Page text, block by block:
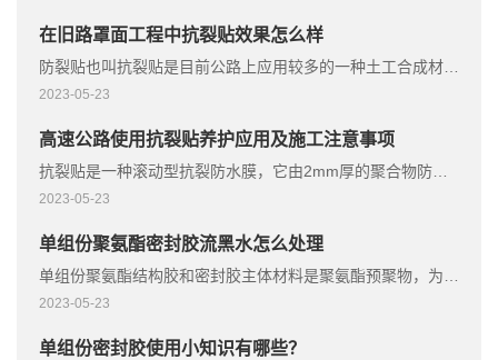
在旧路罩面工程中抗裂贴效果怎么样
防裂贴也叫抗裂贴是目前公路上应用较多的一种土工合成材料。
2023-05-23
高速公路使用抗裂贴养护应用及施工注意事项
抗裂贴是一种滚动型抗裂防水膜，它由2mm厚的聚合物防水膜制成，并涂有0.3mm厚的抗皱和抗重型聚丙烯材料。
2023-05-23
单组份聚氨酯密封胶流黑水怎么处理
单组份聚氨酯结构胶和密封胶主体材料是聚氨酯预聚物，为化学高分子新材料。
2023-05-23
单组份密封胶使用小知识有哪些？